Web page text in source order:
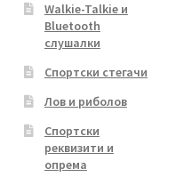
Walkie-Talkie и
Bluetooth
слушалки
Спортски стегачи
Лов и риболов
Спортски
реквизити и
опрема